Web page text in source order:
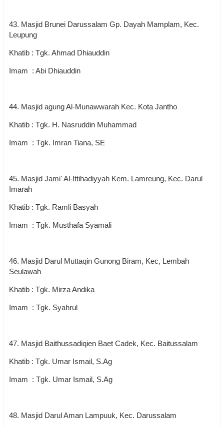
43. Masjid Brunei Darussalam Gp. Dayah Mamplam, Kec.
Leupung
Khatib : Tgk. Ahmad Dhiauddin
Imam : Abi Dhiauddin
44. Masjid agung Al-Munawwarah Kec. Kota Jantho
Khatib : Tgk. H. Nasruddin Muhammad
Imam : Tgk. Imran Tiana, SE
45. Masjid Jami' Al-Ittihadiyyah Kem. Lamreung, Kec. Darul
Imarah
Khatib : Tgk. Ramli Basyah
Imam : Tgk. Musthafa Syamali
46. Masjid Darul Muttaqin Gunong Biram, Kec, Lembah
Seulawah
Khatib : Tgk. Mirza Andika
Imam : Tgk. Syahrul
47. Masjid Baithussadiqien Baet Cadek, Kec. Baitussalam
Khatib : Tgk. Umar Ismail, S.Ag
Imam : Tgk. Umar Ismail, S.Ag
48. Masjid Darul Aman Lampuuk, Kec. Darussalam